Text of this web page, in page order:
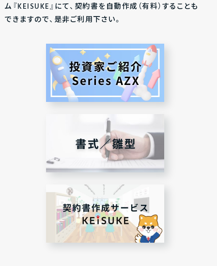
ム『KEISUKE』にて、契約書を自動作成（有料）することも
できますので、是非ご利用下さい。